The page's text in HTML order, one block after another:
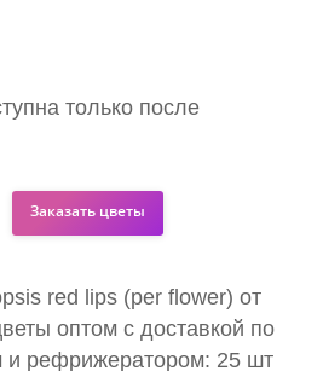
только после
Заказать цветы
red lips (per flower) от
оптом с доставкой по
и рефрижератором: 25 шт